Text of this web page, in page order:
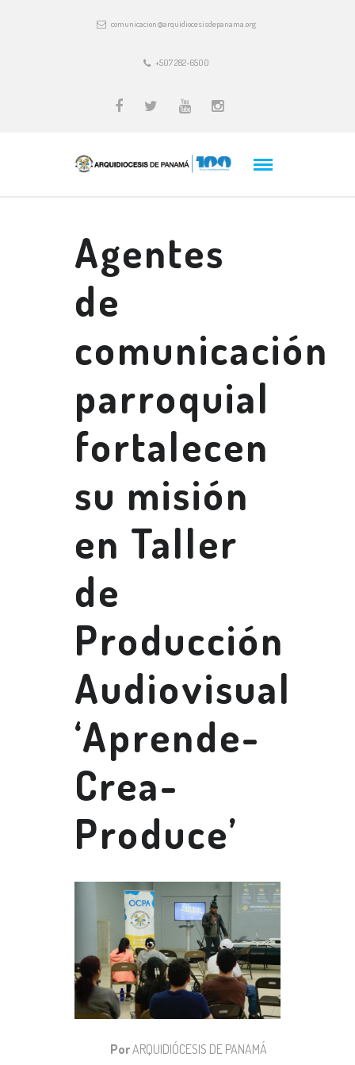
comunicacion@arquidiocesisdepanama.org
+507 282-6500
Agentes
de
comunicación
parroquial
fortalecen
su misión
en Taller
de
Producción
Audiovisual
‘Aprende-
Crea-
Produce’
PorARQUIDIÓCESIS DE PANAMÁ